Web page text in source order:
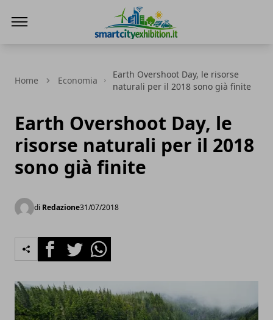
Home Economia
Earth Overshoot Day, le risorse
naturali per il 2018 sono già finite
Earth Overshoot Day, le
risorse naturali per il 2018
sono già finite
di Redazione31/07/2018
FacebookTwitterWhatsapp